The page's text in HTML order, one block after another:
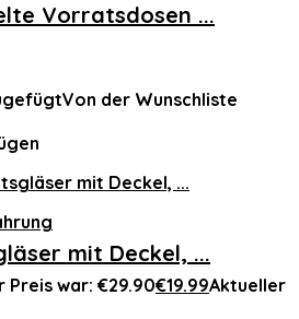
Vorratsdosen ...
Von der Wunschliste
mit Deckel, ...
Preis war: €29.90€19.99Aktueller